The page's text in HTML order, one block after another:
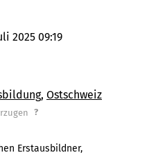
2025 09:19
Ostschweiz
?
Erstausbildner,